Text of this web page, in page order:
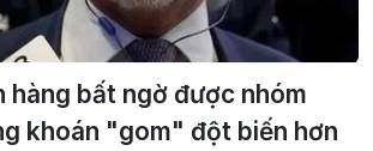
hàng bất ngờ được nhóm
khoán "gom" đột biến hơn